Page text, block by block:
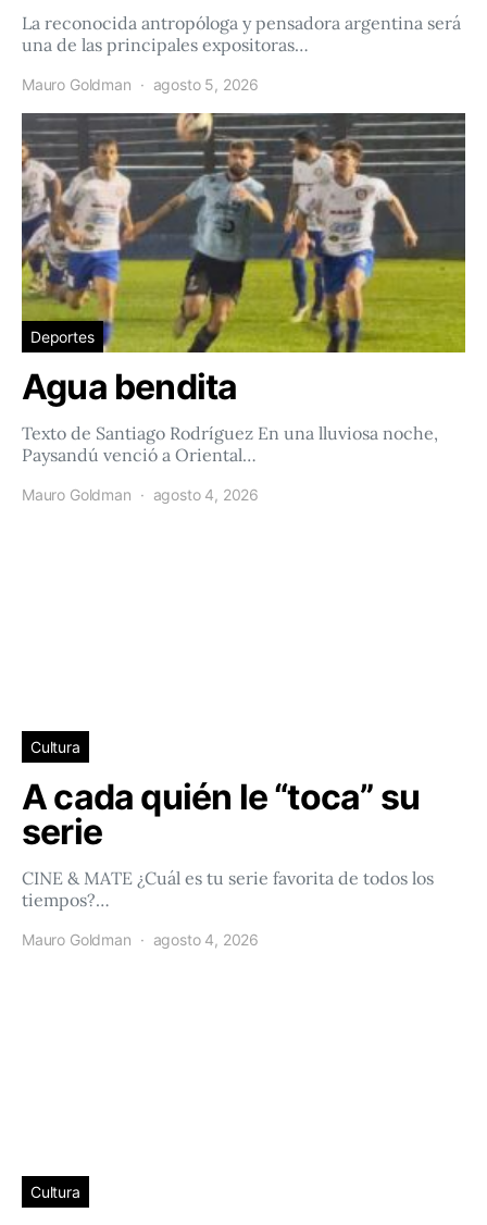
La reconocida antropóloga y pensadora argentina será
una de las principales expositoras…
Mauro Goldman agosto 5, 2026
Deportes
Agua bendita
Texto de Santiago Rodríguez En una lluviosa noche,
Paysandú venció a Oriental…
Mauro Goldman agosto 4, 2026
Cultura
A cada quién le “toca” su
serie
CINE & MATE ¿Cuál es tu serie favorita de todos los
tiempos?…
Mauro Goldman agosto 4, 2026
Cultura